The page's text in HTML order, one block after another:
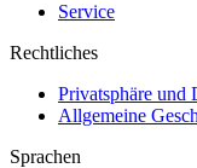
Service
Rechtliches
Privatsphäre und
Allgemeine
Sprachen